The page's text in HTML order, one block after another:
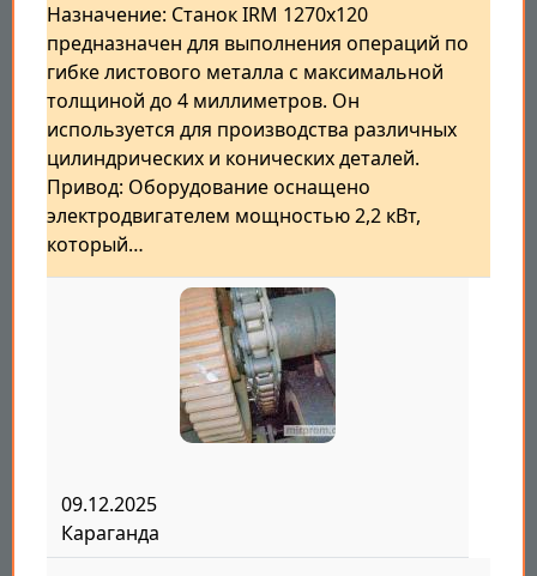
Назначение: Станок IRM 1270x120
предназначен для выполнения операций по
гибке листового металла с максимальной
толщиной до 4 миллиметров. Он
используется для производства различных
цилиндрических и конических деталей.
Привод: Оборудование оснащено
электродвигателем мощностью 2,2 кВт,
который…
09.12.2025
Караганда